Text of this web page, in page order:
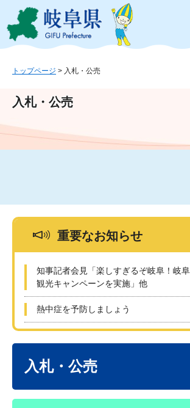
ジ
ュ
文
このページの本文へ
トップページ > 入札・公売
入札・公売
重要なお知らせ
知事記者会見「楽しすぎるぞ岐阜！岐
観光キャンペーンを実施」他
熱中症を予防しましょう
入札・公売